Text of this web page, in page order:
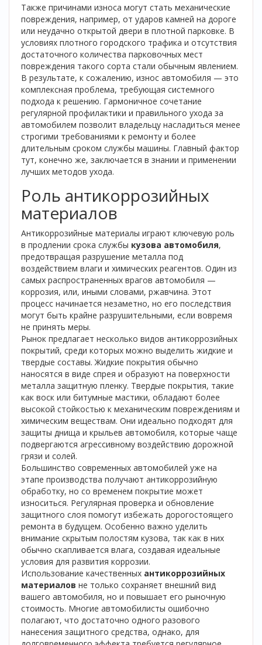
Также причинами износа могут стать механические
повреждения, например, от ударов камней на дороге
или неудачно открытой двери в плотной парковке. В
условиях плотного городского трафика и отсутствия
достаточного количества парковочных мест
повреждения такого сорта стали обычным явлением.
В результате, к сожалению, износ автомобиля — это
комплексная проблема, требующая системного
подхода к решению. Гармоничное сочетание
регулярной профилактики и правильного ухода за
автомобилем позволит владельцу насладиться менее
строгими требованиями к ремонту и более
длительным сроком службы машины. Главный фактор
тут, конечно же, заключается в знании и применении
лучших методов ухода.
Роль антикоррозийных
материалов
Антикоррозийные материалы играют ключевую роль
в продлении срока службы кузова автомобиля,
предотвращая разрушение металла под
воздействием влаги и химических реагентов. Один из
самых распространенных врагов автомобиля —
коррозия, или, иными словами, ржавчина. Этот
процесс начинается незаметно, но его последствия
могут быть крайне разрушительными, если вовремя
не принять меры.
Рынок предлагает несколько видов антикоррозийных
покрытий, среди которых можно выделить жидкие и
твердые составы. Жидкие покрытия обычно
наносятся в виде спрея и образуют на поверхности
металла защитную пленку. Твердые покрытия, такие
как воск или битумные мастики, обладают более
высокой стойкостью к механическим повреждениям и
химическим веществам. Они идеально подходят для
защиты днища и крыльев автомобиля, которые чаще
подвергаются агрессивному воздействию дорожной
грязи и солей.
Большинство современных автомобилей уже на
этапе производства получают антикоррозийную
обработку, но со временем покрытие может
износиться. Регулярная проверка и обновление
защитного слоя помогут избежать дорогостоящего
ремонта в будущем. Особенно важно уделить
внимание скрытым полостям кузова, так как в них
обычно скапливается влага, создавая идеальные
условия для развития коррозии.
Использование качественных антикоррозийных
материалов не только сохраняет внешний вид
вашего автомобиля, но и повышает его рыночную
стоимость. Многие автомобилисты ошибочно
полагают, что достаточно одного разового
нанесения защитного средства, однако, для